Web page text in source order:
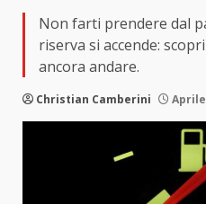
Non farti prendere dal
riserva si accende:
ancora andare.
Christian Camberini Aprile